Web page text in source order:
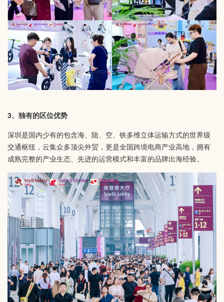
3、独有的区位优势
深圳是国内少有的包含海、陆、空、铁多维立体运输方式的世界级
交通枢纽，云集众多顶尖外贸，更是全国跨境电商产业高地，拥有
成熟完整的产业生态、先进的运营模式和丰富的品牌出海经验。